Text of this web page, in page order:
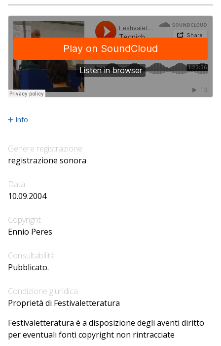
Info
Genere registrazione
registrazione sonora
Data
10.09.2004
Copyright
Ennio Peres
Consultabilità
Pubblicato.
Condizione giuridica
Proprietà di Festivaletteratura
Festivaletteratura è a disposizione degli aventi diritto
per eventuali fonti copyright non rintracciate